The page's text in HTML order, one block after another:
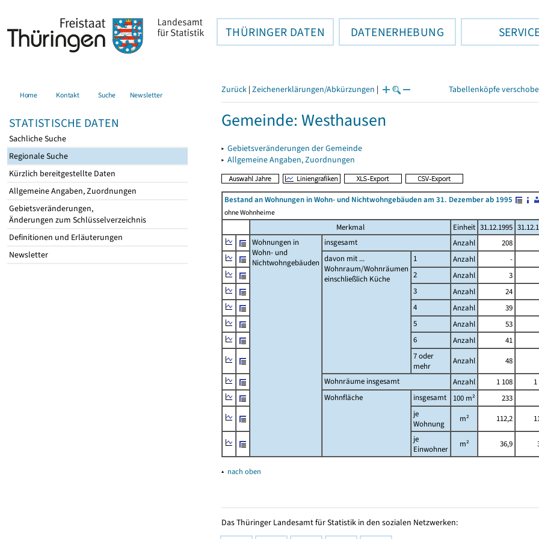
THÜRINGER DATEN DATENERHEBUNG
Home Kontakt Suche Newsletter
STATISTISCHE DATEN
Sachliche Suche
Regionale Suche
Kürzlich bereitgestellte Daten
Allgemeine Angaben, Zuordnungen
Gebietsveränderungen,
Änderungen zum Schlüsselverzeichnis
Definitionen und Erläuterungen
Newsletter
Zurück | Zeichenerklärungen/Abkürzungen | Tabellenköpfe
Gemeinde: Westhausen
▸ Gebietsveränderungen der Gemeinde
▸ Allgemeine Angaben, Zuordnungen
Bestand an Wohnungen in Wohn- und Nichtwohngebäuden am 31. Dezember ab 1995
ohne Wohnheime
Merkmal Einheit 31.12.1995
Wohnungen in
Wohn- und
Nichtwohngebäuden
insgesamt Anzahl 208
davon mit ...
Wohnraum/Wohnräumen
einschließlich Küche
1 Anzahl -
2
Anzahl 3
3
Anzahl 24
4
Anzahl 39
5
Anzahl 53
6
Anzahl 41
7 oder
mehr
Anzahl 48
Wohnräume insgesamt
Anzahl 1 108
Wohnfläche
insgesamt 100 m² 233
je
Wohnung
m² 112,2
je
Einwohner
m² 36,9
▴ nach oben
Das Thüringer Landesamt für Statistik in den sozialen Netzwerken: